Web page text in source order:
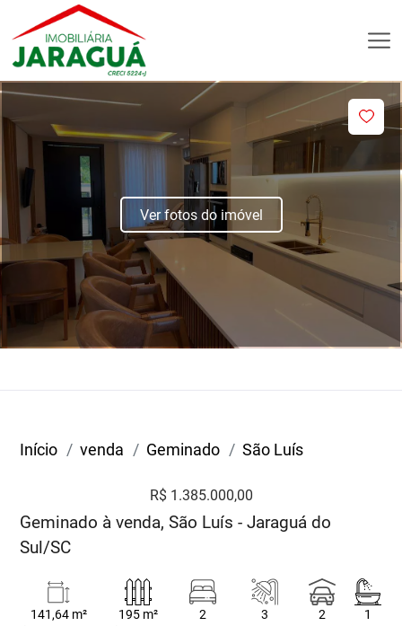
Ver fotos do imóvel
Início venda Geminado São Luís
R$ 1.385.000,00
Geminado à venda, São Luís - Jaraguá do
Sul/SC
141,64 m²
195 m²
2
3
2
1